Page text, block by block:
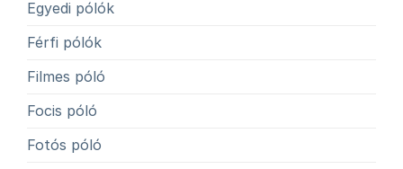
Egyedi pólók
Férfi pólók
Filmes póló
Focis póló
Fotós póló